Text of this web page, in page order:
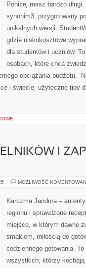
Poniżej masz bardzo
synonim3, przygotowany
unikalnych wersji:
gdzie niskokosztowe
dla studentów i uczniów.
osobach, które chcą
obciążania budżetu.
i świecie, użyteczne tipy
I
MOŻLIWOŚĆ
Karczma Jandura –
regionu i sprawdzone
miejsce, w którym dawne
smakiem, miłością do
codziennego gotowania.
wszystkich, którzy